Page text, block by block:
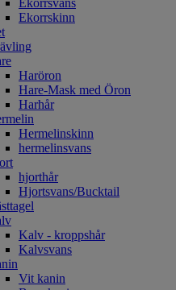
Ekorrskinn
Haröron
Hare-Mask med Öron
Harhår
Hermelinskinn
hermelinsvans
hjorthår
Hjortsvans/Bucktail
Kalv - kroppshår
Kalvsvans
Vit kanin